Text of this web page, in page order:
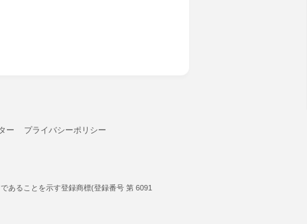
ー プライバシーポリシー
あることを示す登録商標(登録番号 第 6091